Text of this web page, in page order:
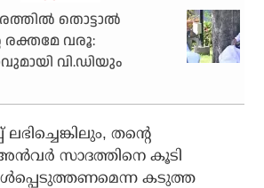
തൊട്ടാൽ
രക്തമേ വരൂ:
വി.ഡിയും
തന്റെ
സാദത്തിനെ കൂടി
കടുത്ത